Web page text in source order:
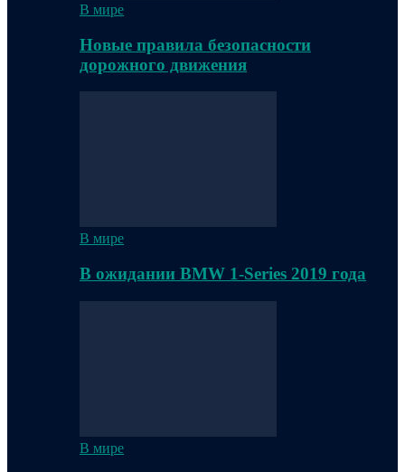
В мире
Новые правила безопасности
дорожного движения
В мире
В ожидании BMW 1-Series 2019 года
В мире